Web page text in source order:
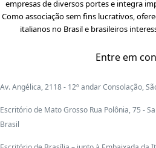
empresas de diversos portes e integra
Como associação sem fins lucrativos,
italianos no Brasil e brasileiros
Entre em
Av. Angélica, 2118 - 12º andar Consolação,
Escritório de Mato Grosso Rua Polônia, 75 -
Brasil